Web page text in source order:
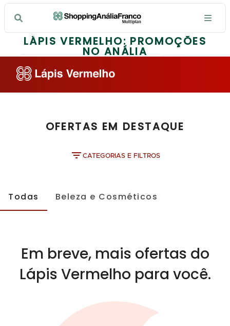
LÁPIS VERMELHO: PROMOÇÕES
NO ANÁLIA
OFERTAS EM DESTAQUE
CATEGORIAS E FILTROS
Todas Beleza e Cosméticos
Em breve, mais ofertas do
Lápis Vermelho para você.